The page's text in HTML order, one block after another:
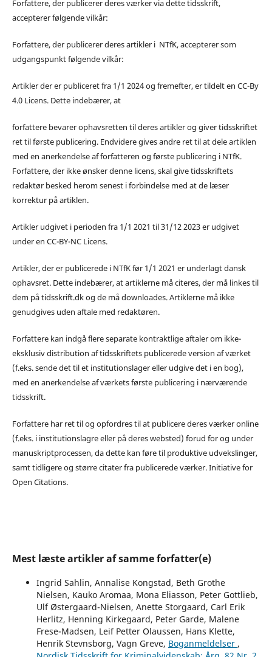
Forfattere, der publicerer deres værker via dette tidsskrift,
accepterer følgende vilkår:
Forfattere, der publicerer deres artikler i NTfK, accepterer som
udgangspunkt følgende vilkår:
Artikler der er publiceret fra 1/1 2024 og fremefter, er tildelt en CC-By
4.0 Licens. Dette indebærer, at
forfattere bevarer ophavsretten til deres artikler og giver tidsskriftet
ret til første publicering. Endvidere gives andre ret til at dele artiklen
med en anerkendelse af forfatteren og første publicering i NTfK.
Forfattere, der ikke ønsker denne licens, skal give tidsskriftets
redaktør besked herom senest i forbindelse med at de læser
korrektur på artiklen.
Artikler udgivet i perioden fra 1/1 2021 til 31/12 2023 er udgivet
under en CC-BY-NC Licens.
Artikler, der er publicerede i NTfK før 1/1 2021 er underlagt dansk
ophavsret. Dette indebærer, at artiklerne må citeres, der må linkes til
dem på tidsskrift.dk og de må downloades. Artiklerne må ikke
genudgives uden aftale med redaktøren.
Forfattere kan indgå flere separate kontraktlige aftaler om ikke-
eksklusiv distribution af tidsskriftets publicerede version af værket
(f.eks. sende det til et institutionslager eller udgive det i en bog),
med en anerkendelse af værkets første publicering i nærværende
tidsskrift.
Forfattere har ret til og opfordres til at publicere deres værker online
(f.eks. i institutionslagre eller på deres websted) forud for og under
manuskriptprocessen, da dette kan føre til produktive udvekslinger,
samt tidligere og større citater fra publicerede værker. Initiative for
Open Citations.
Mest læste artikler af samme forfatter(e)
Ingrid Sahlin, Annalise Kongstad, Beth Grothe
Nielsen, Kauko Aromaa, Mona Eliasson, Peter Gottlieb,
Ulf Østergaard-Nielsen, Anette Storgaard, Carl Erik
Herlitz, Henning Kirkegaard, Peter Garde, Malene
Frese-Madsen, Leif Petter Olaussen, Hans Klette,
Henrik Stevnsborg, Vagn Greve, Boganmeldelser ,